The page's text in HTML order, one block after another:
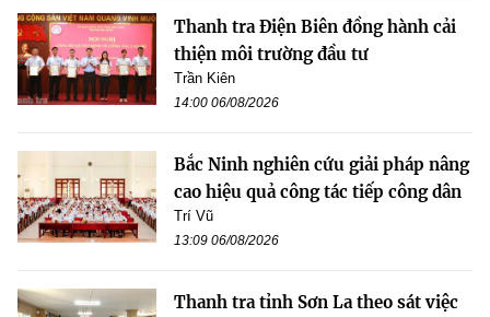
Thanh tra Điện Biên đồng hành cải
thiện môi trường đầu tư
Trần Kiên
14:00 06/08/2026
Bắc Ninh nghiên cứu giải pháp nâng
cao hiệu quả công tác tiếp công dân
Trí Vũ
13:09 06/08/2026
Thanh tra tỉnh Sơn La theo sát việc